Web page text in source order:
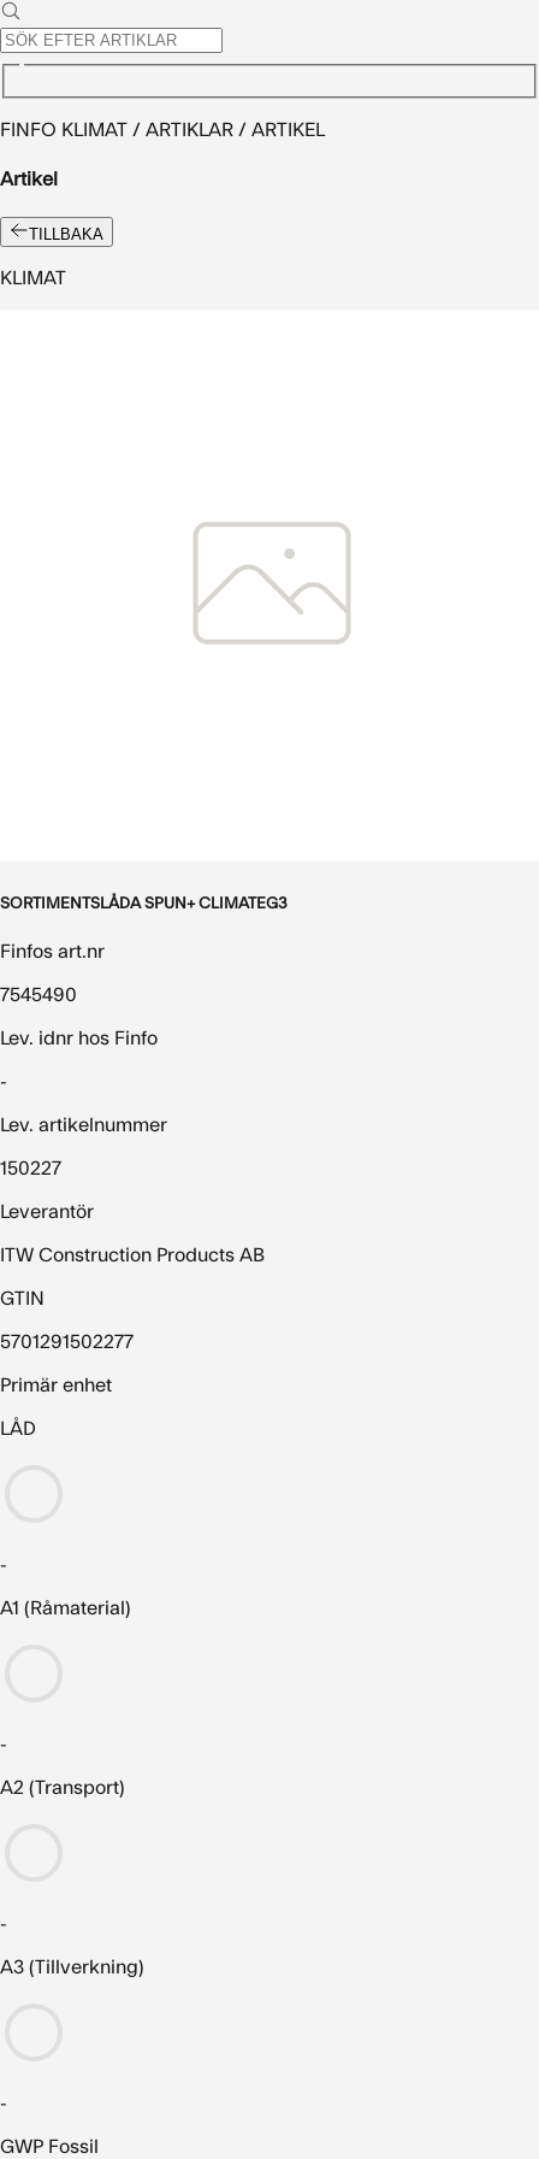
FINFO KLIMAT / ARTIKLAR / ARTIKEL
Artikel
TILLBAKA
KLIMAT
SORTIMENTSLÅDA SPUN+ CLIMATEG3
Finfos art.nr
7545490
Lev. idnr hos Finfo
-
Lev. artikelnummer
150227
Leverantör
ITW Construction Products AB
GTIN
5701291502277
Primär enhet
LÅD
-
A1 (Råmaterial)
-
A2 (Transport)
-
A3 (Tillverkning)
-
GWP Fossil